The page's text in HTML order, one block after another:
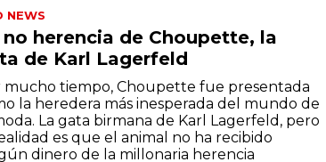
NEWS
no herencia de Choupette, la
de Karl Lagerfeld
mucho tiempo, Choupette fue presentada
la heredera más inesperada del mundo de
La gata birmana de Karl Lagerfeld, pero
es que el animal no ha recibido
dinero de la millonaria herencia